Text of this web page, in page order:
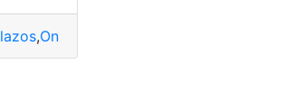
lazos,OnePlus